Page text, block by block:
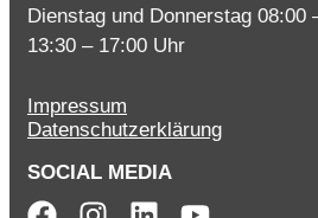
Dienstag und Donnerstag 08:00
13:30 – 17:00 Uhr
Impressum
Datenschutzerklärung
SOCIAL MEDIA